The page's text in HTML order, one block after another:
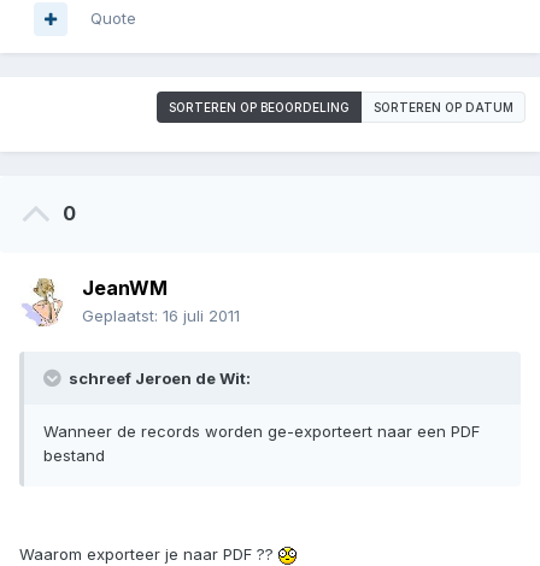
Quote
SORTEREN OP BEOORDELING SORTEREN OP DATUM
0
JeanWM
Geplaatst: 16 juli 2011
schreef Jeroen de Wit:
Wanneer de records worden ge-exporteert naar een PDF
bestand
Waarom exporteer je naar PDF ??